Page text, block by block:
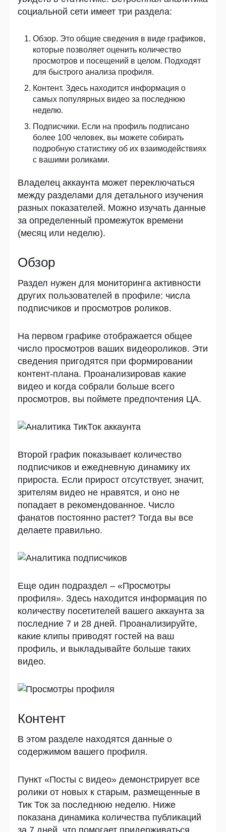
социальной сети имеет три раздела:
Обзор. Это общие сведения в виде графиков,
которые позволяет оценить количество
просмотров и посещений в целом. Подходят
для быстрого анализа профиля.
Контент. Здесь находится информация о
самых популярных видео за последнюю
неделю.
Подписчики. Если на профиль подписано
более 100 человек, вы можете собирать
подробную статистику об их взаимодействиях
с вашими роликами.
Владелец аккаунта может переключаться
между разделами для детального изучения
разных показателей. Можно изучать данные
за определенный промежуток времени
(месяц или неделю).
Обзор
Раздел нужен для мониторинга активности
других пользователей в профиле: числа
подписчиков и просмотров роликов.
На первом графике отображается общее
число просмотров ваших видеороликов. Эти
сведения пригодятся при формировании
контент-плана. Проанализировав какие
видео и когда собрали больше всего
просмотров, вы поймете предпочтения ЦА.
Второй график показывает количество
подписчиков и ежедневную динамику их
прироста. Если прирост отсутствует, значит,
зрителям видео не нравятся, и оно не
попадает в рекомендованное. Число
фанатов постоянно растет? Тогда вы все
делаете правильно.
Еще один подраздел – «Просмотры
профиля». Здесь находится информация по
количеству посетителей вашего аккаунта за
последние 7 и 28 дней. Проанализируйте,
какие клипы приводят гостей на ваш
профиль, и выкладывайте больше таких
видео.
Контент
В этом разделе находятся данные о
содержимом вашего профиля.
Пункт «Посты с видео» демонстрирует все
ролики от новых к старым, размещенные в
Тик Ток за последнюю неделю. Ниже
показана динамика количества публикаций